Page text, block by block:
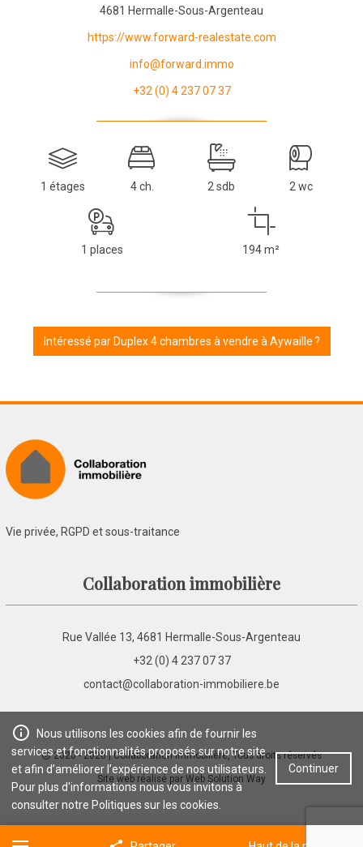
Continuer
Nous utilisons les cookies afin de fournir les
services et fonctionnalités proposés sur notre site
et afin d’améliorer l’expérience de nos utilisateurs.
Pour plus d'informations nous vous invitons à
consulter notre Politiques sur les cookies
4681 Hermalle-Sous-Argenteau
https://www.forward-realestate.com
info@forward.immo
+32 (0) 4 237 07 37
1 étages 4 ch. 2 sdb 2 wc
1 places 194 m²
Intéressé par Duplex 4 chambres à vendre à Aywaille ?
Vie privée, RGPD et sous-traitance
Collaboration immobilière
Rue Vallée 13, 4681 Hermalle-Sous-Argenteau
+32 (0) 4 237 07 37
contact@collaboration-immobiliere.be
2020 - 2026| Collaboration immobilière, Tous droits réservés
Site web réalisé par Web Solution Way